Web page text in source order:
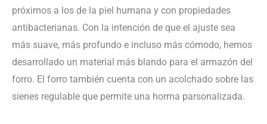
próximos a los de la piel humana y con propiedades
antibacterianas. Con la intención de que el ajuste sea
más suave, más profundo e incluso más cómodo, hemos
desarrollado un material más blando para el armazón del
forro. El forro también cuenta con un acolchado sobre las
sienes regulable que permite una horma parsonalizada.